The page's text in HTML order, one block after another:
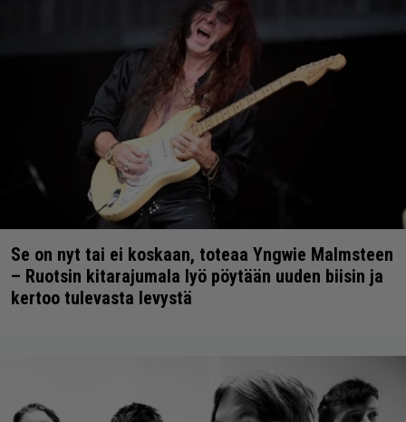
Se on nyt tai ei koskaan, toteaa Yngwie Malmsteen
– Ruotsin kitarajumala lyö pöytään uuden biisin ja
kertoo tulevasta levystä